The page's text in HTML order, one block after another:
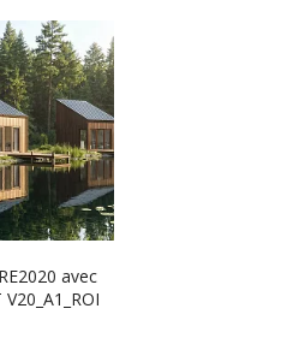
avec